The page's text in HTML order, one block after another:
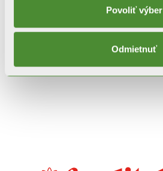
Povoliť výber
Odmietnuť